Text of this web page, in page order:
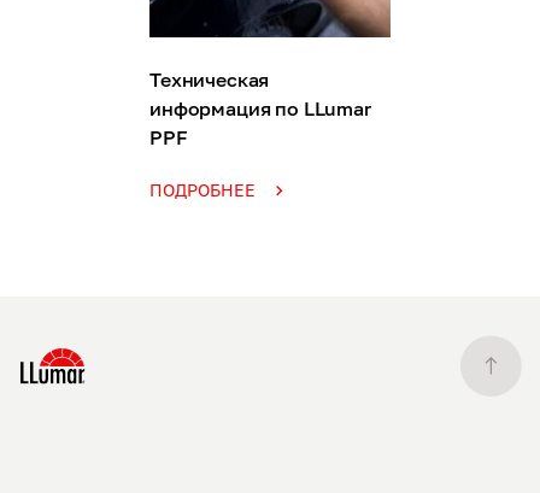
Техническая
информация по LLumar
PPF
ПОДРОБНЕЕ